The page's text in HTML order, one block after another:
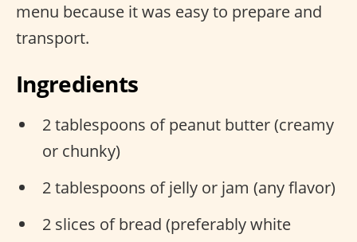
menu because it was easy to prepare and
transport.
Ingredients
2 tablespoons of peanut butter (creamy
or chunky)
2 tablespoons of jelly or jam (any flavor)
2 slices of bread (preferably white